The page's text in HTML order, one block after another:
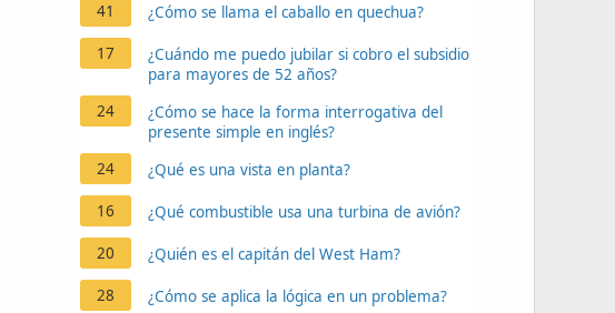
41
¿Cómo se llama el caballo en quechua?
17
¿Cuándo me puedo jubilar si cobro el subsidio
para mayores de 52 años?
24
¿Cómo se hace la forma interrogativa del
presente simple en inglés?
24
¿Qué es una vista en planta?
16 ¿Qué combustible usa una turbina de avión?
20 ¿Quién es el capitán del West Ham?
28 ¿Cómo se aplica la lógica en un problema?